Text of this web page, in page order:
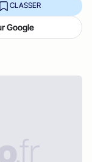
CLASSER
Google